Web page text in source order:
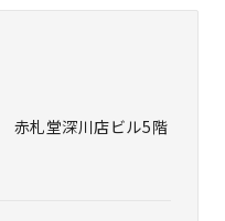
札堂深川店ビル5階